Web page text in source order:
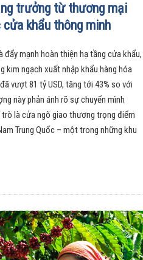
trưởng từ thương mại
khẩu thông minh
đẩy mạnh hoàn thiện hạ tầng cửa khẩu,
kim ngạch xuất nhập khẩu hàng hóa
vượt 81 tỷ USD, tăng tới 43% so với
này phản ánh rõ sự chuyển mình
là cửa ngõ giao thương trọng điểm
Trung Quốc – một trong những khu